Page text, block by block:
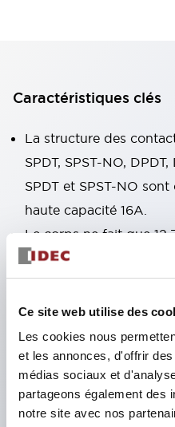
Ce site web utilise des
Les cookies nous
et les annonces, d'offrir
médias sociaux et
partageons également des
notre site avec nos
Caractéristiques clés
La structure des
SPDT, SPST-NO,
SPDT et SPST-NO
haute capacité 16A.
Le corps ne fait que
compacte, courant
RJ1V (monopolaire) :
8A
La structure de
d'IDEC garantit une
Durabilité électrique :
(charge AC) Durabilité